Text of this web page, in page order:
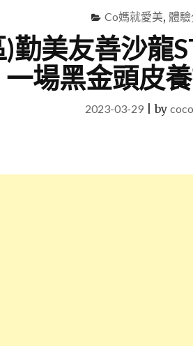
Co媽就愛美, 體
勤美友善沙龍
一場黑金頭皮
2023-03-29 |by